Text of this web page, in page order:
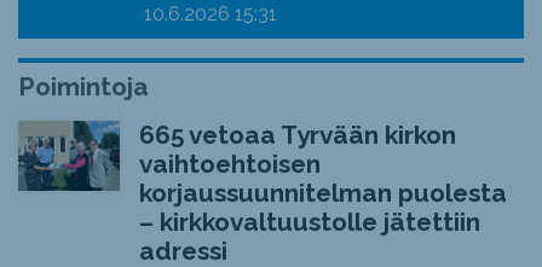
10.6.2026 15:31
Poimintoja
665 vetoaa Tyrvään kirkon
vaihtoehtoisen
korjaussuunnitelman puolesta
– kirkkovaltuustolle jätettiin
adressi